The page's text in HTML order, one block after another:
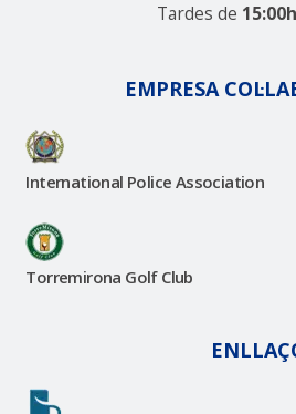
Tardes de 15:00h
EMPRESA
International Police Association
Torremirona Golf Club